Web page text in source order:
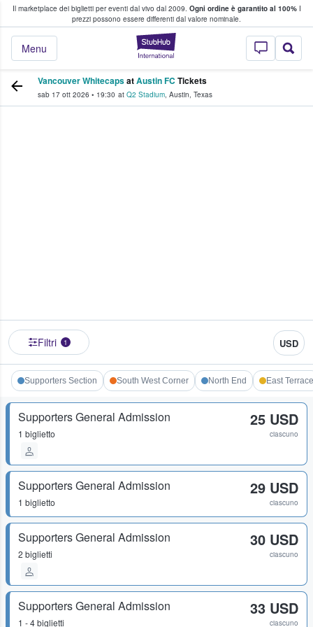
Il marketplace dei biglietti per eventi dal vivo dal 2009. Ogni ordine è garantito al 100%I
prezzi possono essere differenti dal valore nominale.
StubHub - Dove
Menu
fan comprano e vendono biglietti
Vancouver WhitecapsatAustin FC Tickets
sab 17 ott 2026 • 19:30 at Q2 Stadium, Austin, Texas
Filtri 1 USD
Supporters Section South West Corner North End East Terrace
Supporters General Admission
1 biglietto
25 USD
ciascuno
Supporters General Admission
1 biglietto
29 USD
ciascuno
Supporters General Admission
2 biglietti
30 USD
ciascuno
Supporters General Admission
1 - 4 biglietti
33 USD
ciascuno